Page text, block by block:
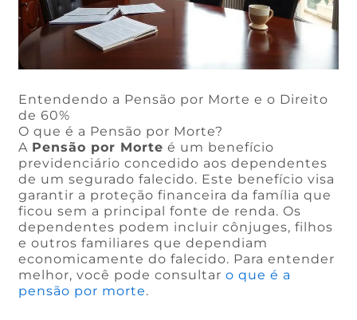
Entendendo a Pensão por Morte e o Direito
de 60%
O que é a Pensão por Morte?
A Pensão por Morte é um benefício
previdenciário concedido aos dependentes
de um segurado falecido. Este benefício visa
garantir a proteção financeira da família que
ficou sem a principal fonte de renda. Os
dependentes podem incluir cônjuges, filhos
e outros familiares que dependiam
economicamente do falecido. Para entender
melhor, você pode consultaro que é a
pensão por morte.